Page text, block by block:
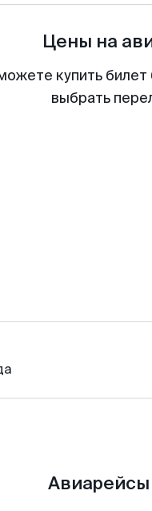
Цены на
купить
выбрать
Авиарейсы